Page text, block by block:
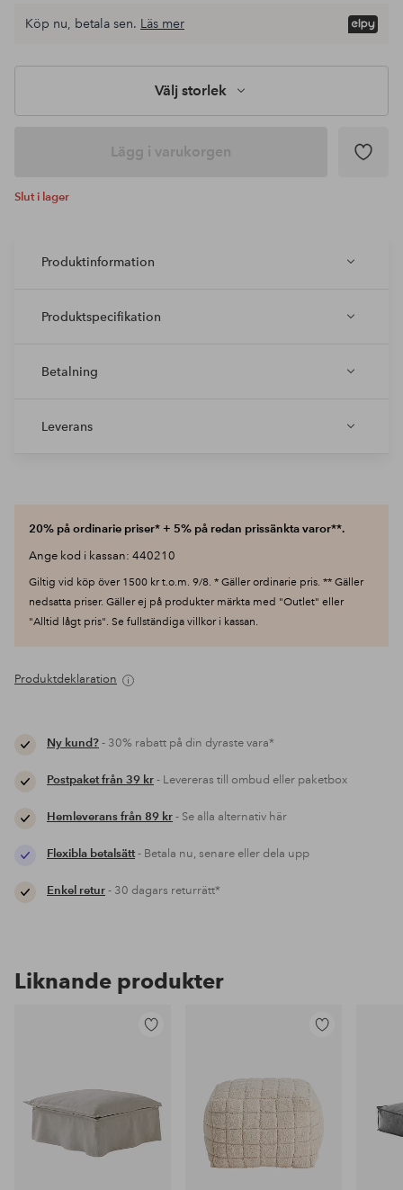
Köp nu, betala sen. Läs mer
Välj storlek
Lägg i varukorgen
Slut i lager
Produktinformation
Produktspecifikation
Betalning
Leverans
20% på ordinarie priser* + 5% på redan prissänkta varor**.
Ange kod i kassan: 440210
Giltig vid köp över 1500 kr t.o.m. 9/8. * Gäller ordinarie pris. ** Gäller
nedsatta priser. Gäller ej på produkter märkta med "Outlet" eller
"Alltid lågt pris". Se fullständiga villkor i kassan.
Produktdeklaration
Ny kund?- 30% rabatt på din dyraste vara*
Postpaket från 39 kr- Levereras till ombud eller paketbox
Hemleverans från 89 kr- Se alla alternativ här
Flexibla betalsätt- Betala nu, senare eller dela upp
Enkel retur- 30 dagars returrätt*
Liknande produkter
favoriter